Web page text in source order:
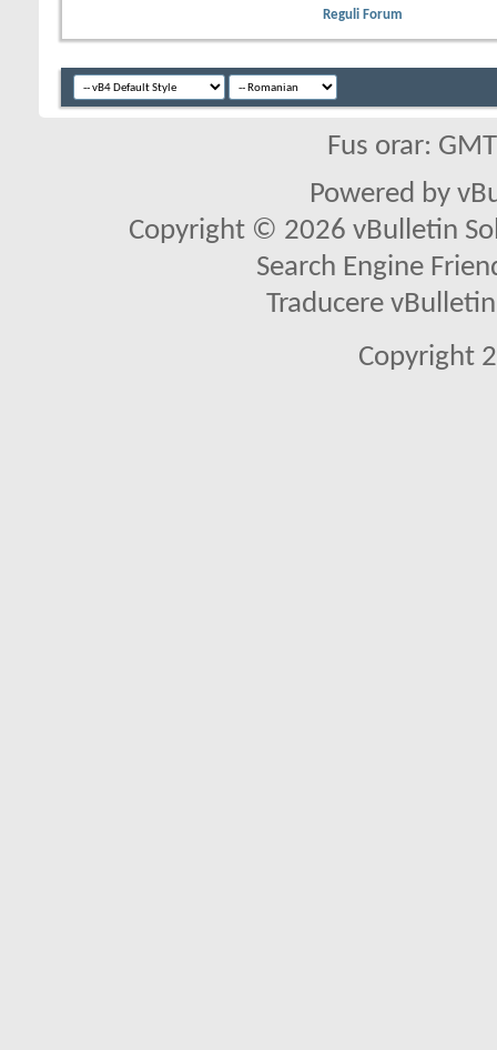
Reguli Forum
Fus orar:
Powered by
Copyright © 2026 vBulletin
Search Engine
Traducere
Copyright